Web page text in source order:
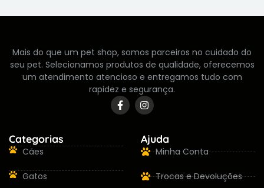
Mais do que um pet shop, somos parceiros no cuidado do
seu pet. Selecionamos produtos de qualidade, oferecemos
um atendimento atencioso e entregamos tudo com
rapidez e segurança.
Categorias
Cães
Gatos
Ajuda
Minha Conta
Trocas e Devoluções